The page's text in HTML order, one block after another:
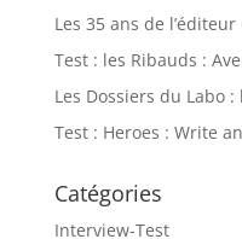
Les 35 ans de l’éditeur
Test : les Ribauds :
Les Dossiers du Labo
Test : Heroes : Write
Catégories
Interview-Test